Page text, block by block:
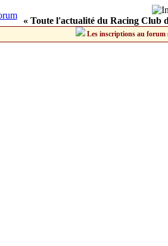
« Toute l'actualité du Racing Club
Les inscriptions au forum